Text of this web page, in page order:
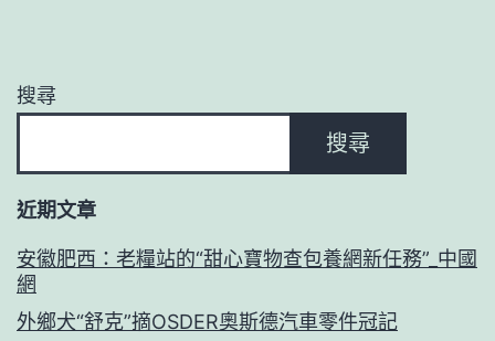
搜尋
搜尋
近期文章
安徽肥西：老糧站的“甜心寶物查包養網新任務”_中國
網
外鄉犬“舒克”摘OSDER奧斯德汽車零件冠記